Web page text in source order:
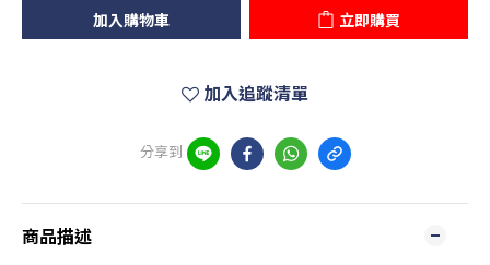
加入購物車 立即購買
加入追蹤清單
分享到
商品描述